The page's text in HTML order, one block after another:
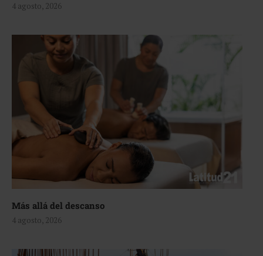
4 agosto, 2026
Más allá del descanso
4 agosto, 2026